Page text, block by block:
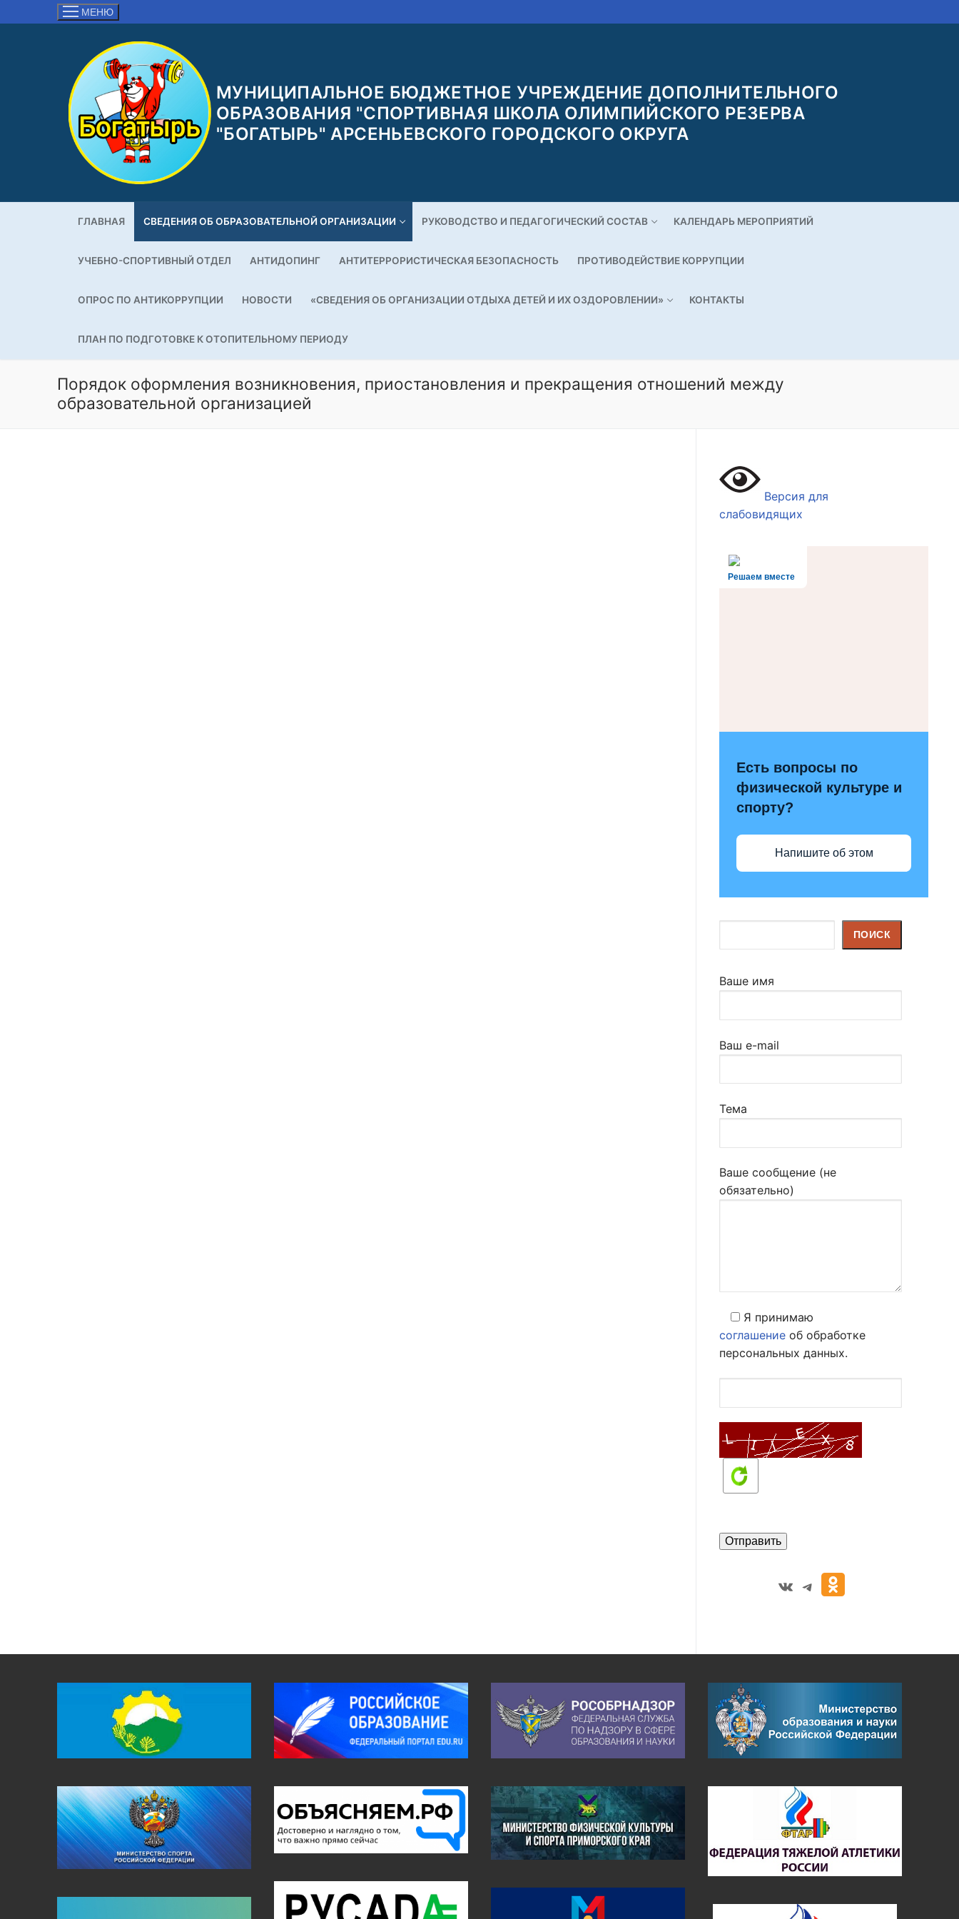
к
МЕНЮ
МУНИЦИПАЛЬНОЕ БЮДЖЕТНОЕ УЧРЕЖДЕНИЕ ДОПОЛНИТЕЛЬНОГО
ОБРАЗОВАНИЯ "СПОРТИВНАЯ ШКОЛА ОЛИМПИЙСКОГО РЕЗЕРВА
"БОГАТЫРЬ" АРСЕНЬЕВСКОГО ГОРОДСКОГО ОКРУГА
ГЛАВНАЯ СВЕДЕНИЯ ОБ ОБРАЗОВАТЕЛЬНОЙ ОРГАНИЗАЦИИ РУКОВОДСТВО И ПЕДАГОГИЧЕСКИЙ СОСТАВ КАЛЕНДАРЬ МЕРОПРИЯТИЙ
УЧЕБНО-СПОРТИВНЫЙ ОТДЕЛ АНТИДОПИНГ АНТИТЕРРОРИСТИЧЕСКАЯ БЕЗОПАСНОСТЬ ПРОТИВОДЕЙСТВИЕ КОРРУПЦИИ
ОПРОС ПО АНТИКОРРУПЦИИ НОВОСТИ «СВЕДЕНИЯ ОБ ОРГАНИЗАЦИИ ОТДЫХА ДЕТЕЙ И ИХ ОЗДОРОВЛЕНИИ» КОНТАКТЫ
ПЛАН ПО ПОДГОТОВКЕ К ОТОПИТЕЛЬНОМУ ПЕРИОДУ
Порядок оформления возникновения, приостановления и прекращения отношений между
образовательной организацией
Версия для
слабовидящих
Решаем вместе
Есть вопросы по
физической культуре и
спорту?
Напишите об этом
ПОИСК
Ваше имя
Ваш e-mail
Тема
Ваше сообщение (не
обязательно)
Я принимаю
соглашение об обработке
персональных данных.
VK Telegram